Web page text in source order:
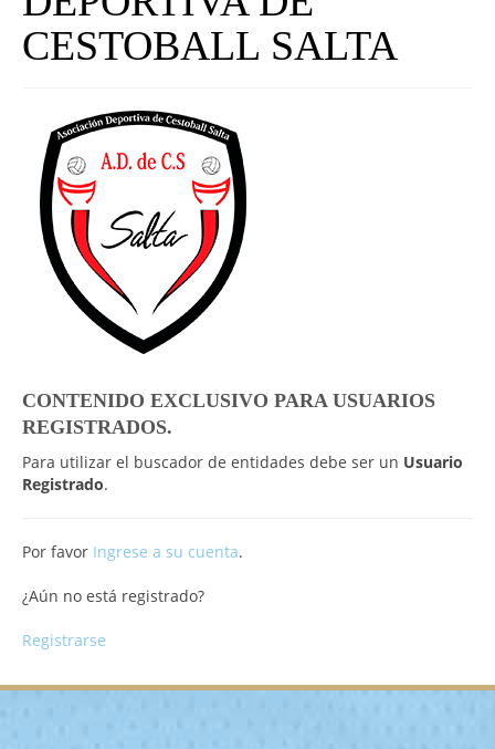
UNIVERSO CAD
NOTICIAS
CAD MEDIA
CAD FEDERAL
CESTOBALL SALTA
CONTENIDO EXCLUSIVO PARA USUARIOS
REGISTRADOS.
Para utilizar el buscador de entidades debe ser un Usuario
Registrado.
Por favor Ingrese a su cuenta.
¿Aún no está registrado?
Registrarse